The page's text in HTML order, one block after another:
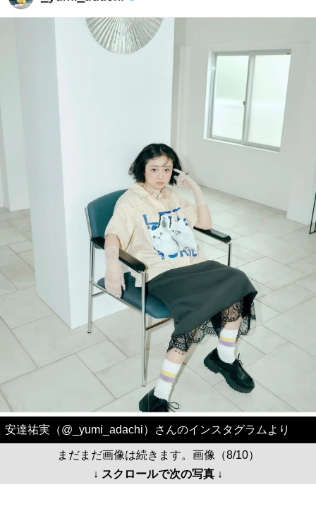
安達祐実（@_yumi_adachi）さんのインスタグラムより
まだまだ画像は続きます。画像（8/10）
↓ スクロールで次の写真 ↓